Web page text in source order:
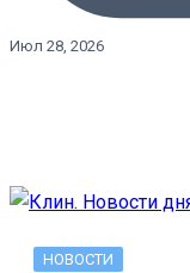
Июл 28, 2026
НОВОСТИ